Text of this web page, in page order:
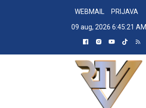
WEBMAIL
PRIJAVA
09 aug, 2026 6:45:22 AM